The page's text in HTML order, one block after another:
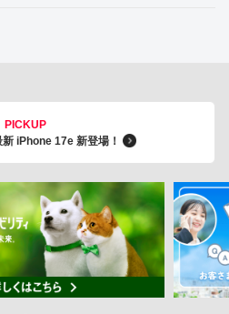
PICKUP
新 iPhone 17e 新登場！